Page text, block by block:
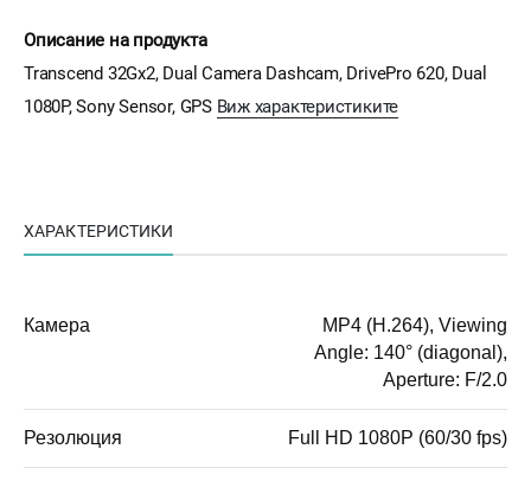
Описание на продукта
Transcend 32Gx2, Dual Camera Dashcam, DrivePro 620, Dual
1080P, Sony Sensor, GPS Виж характеристиките
ХАРАКТЕРИСТИКИ
Камера
MP4 (H.264), Viewing
Angle: 140° (diagonal),
Aperture: F/2.0
Резолюция Full HD 1080P (60/30 fps)